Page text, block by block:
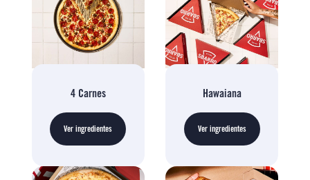
4 Carnes
Ver ingredientes
Hawaiana
Ver ingredientes